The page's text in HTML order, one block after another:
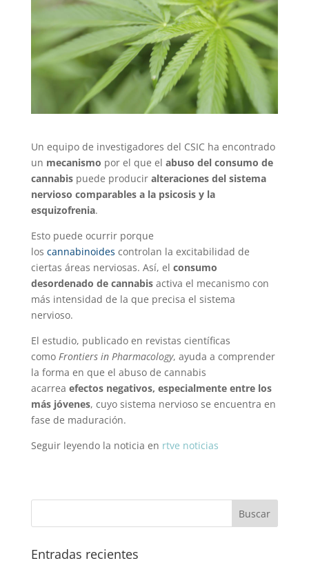
Un equipo de investigadores del CSIC ha encontrado
un mecanismo por el que el abuso del consumo de
cannabis puede producir alteraciones del sistema
nervioso comparables a la psicosis y la
esquizofrenia.
Esto puede ocurrir porque
los cannabinoides controlan la excitabilidad de
ciertas áreas nerviosas. Así, el consumo
desordenado de cannabisactiva el mecanismo con
más intensidad de la que precisa el sistema
nervioso.
El estudio, publicado en revistas científicas
como Frontiers in Pharmacology, ayuda a comprender
la forma en que el abuso de cannabis
acarrea efectos negativos, especialmente entre los
más jóvenes, cuyo sistema nervioso se encuentra en
fase de maduración.
Seguir leyendo la noticia en rtve noticias
Entradas recientes